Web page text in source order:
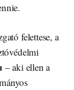
felettese, a
– aki ellen a